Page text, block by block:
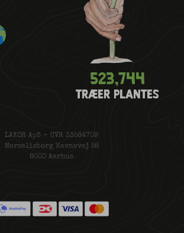
523,778
TRÆER PLANTES
LAKOR ApS - CVR 33584709
Marselisborg Havnevej 58
8000 Aarhus